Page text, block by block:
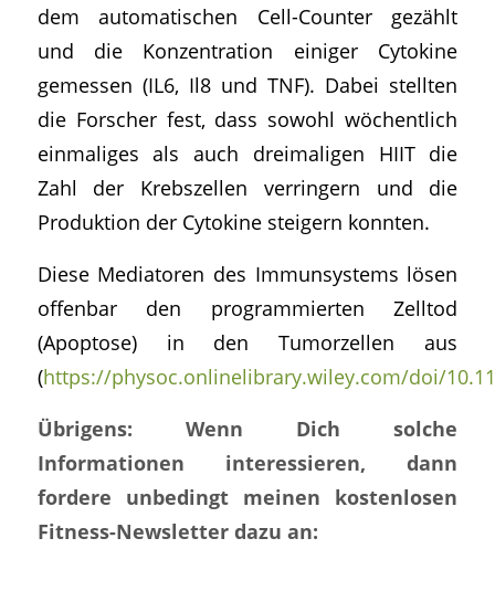
dem automatischen Cell-Counter gezählt
und die Konzentration einiger Cytokine
gemessen (IL6, Il8 und TNF). Dabei stellten
die Forscher fest, dass sowohl wöchentlich
einmaliges als auch dreimaligen HIIT die
Zahl der Krebszellen verringern und die
Produktion der Cytokine steigern konnten.
Diese Mediatoren des Immunsystems lösen
offenbar den programmierten Zelltod
(Apoptose) in den Tumorzellen aus
(https://physoc.onlinelibrary.wiley.com/doi/
Übrigens: Wenn Dich solche
Informationen interessieren, dann
fordere unbedingt meinen kostenlosen
Fitness-Newsletter dazu an: